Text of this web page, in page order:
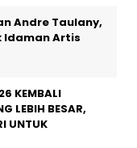
Andre Taulany,
Idaman Artis
KEMBALI
LEBIH BESAR,
UNTUK